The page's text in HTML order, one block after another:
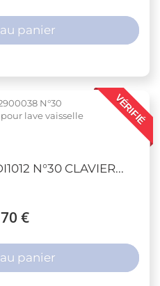
panier
VÉRIFIÉ
N°30 CLAVIER...
€
panier